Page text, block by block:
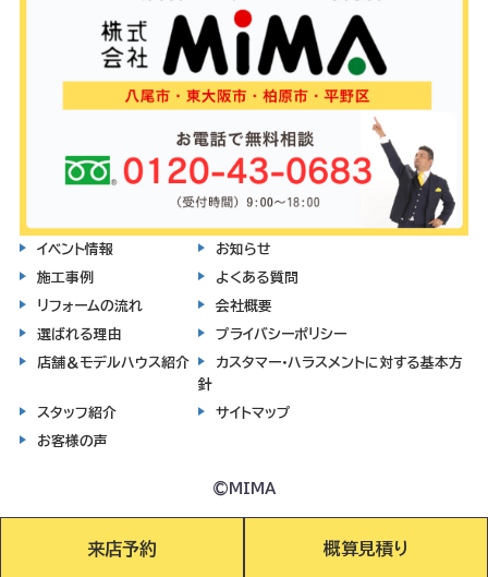
イベント情報
施工事例
リフォームの流れ
選ばれる理由
店舗＆モデルハウス紹介
スタッフ紹介
お客様の声
お知らせ
よくある質問
会社概要
プライバシーポリシー
カスタマー・ハラスメントに対する基本方
針
サイトマップ
©MIMA
来店予約 概算見積り